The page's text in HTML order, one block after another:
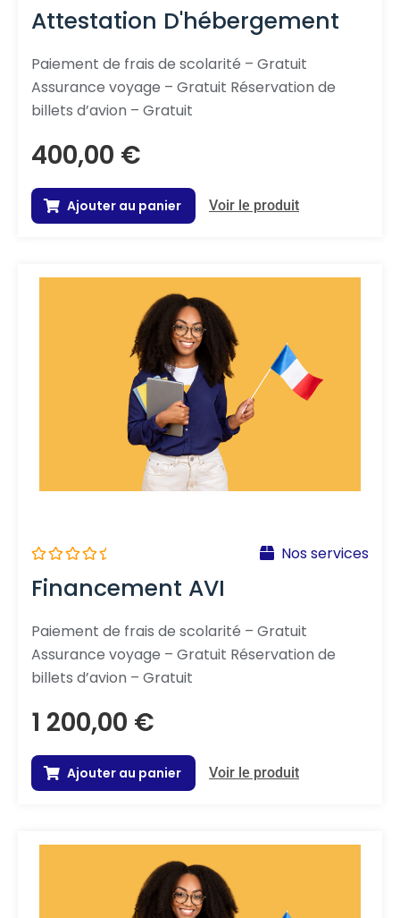
o
t
0
s
u
5
Attestation D'hébergement
Paiement de frais de scolarité – Gratuit
Assurance voyage – Gratuit Réservation de
billets d’avion – Gratuit
400,00 €
Ajouter au panier Voir le produit
o
t
0
s
u
5
Nos services
Financement AVI
Paiement de frais de scolarité – Gratuit
Assurance voyage – Gratuit Réservation de
billets d’avion – Gratuit
1 200,00 €
Ajouter au panier Voir le produit